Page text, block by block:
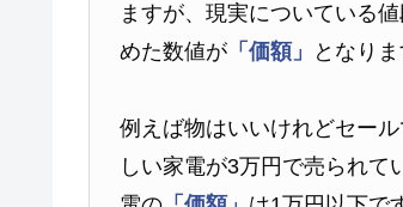
ますが、現実についている
めた数値が 「価額」 となりま
例えば物はいいけれどセー
しい家電が3万円で売られ